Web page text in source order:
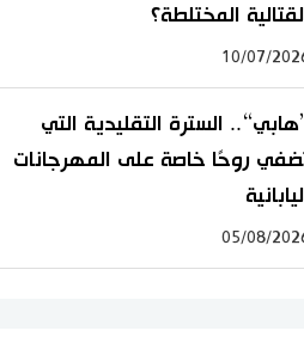
المختلطة؟
10/07/
السترة التقليدية التي
روحًا خاصة على المهرجانات
05/08/